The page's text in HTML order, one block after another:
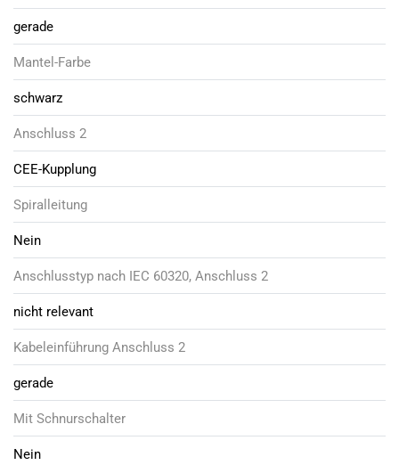
gerade
Mantel-Farbe
schwarz
Anschluss 2
CEE-Kupplung
Spiralleitung
Nein
Anschlusstyp nach IEC 60320, Anschluss 2
nicht relevant
Kabeleinführung Anschluss 2
gerade
Mit Schnurschalter
Nein